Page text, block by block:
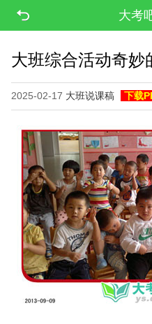
大考
大班综合活动奇妙
2025-02-17 大班说课稿 下载